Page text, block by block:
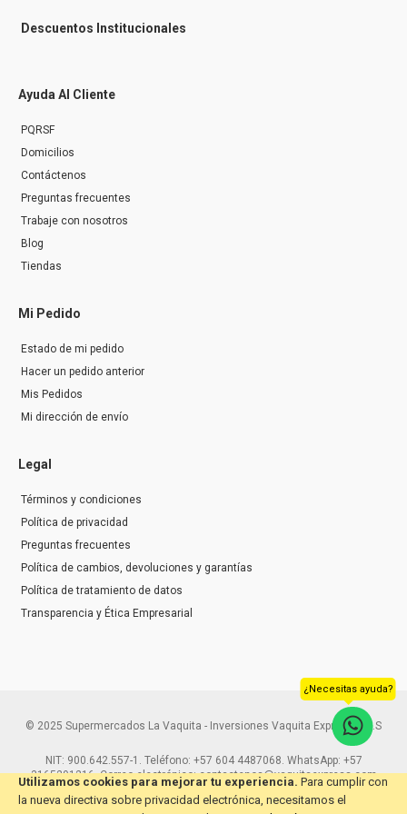
Utilizamos cookies para mejorar tu experiencia. Para cumplir con
la nueva directiva sobre privacidad electrónica, necesitamos el
Descuentos Institucionales
Ayuda Al Cliente
PQRSF
Domicilios
Contáctenos
Preguntas frecuentes
Trabaje con nosotros
Blog
Tiendas
Mi Pedido
Estado de mi pedido
Hacer un pedido anterior
Mis Pedidos
Mi dirección de envío
Legal
Términos y condiciones
Política de privacidad
Preguntas frecuentes
Política de cambios, devoluciones y garantías
Política de tratamiento de datos
Transparencia y Ética Empresarial
© 2025 Supermercados La Vaquita - Inversiones Vaquita Express S.A.S
NIT: 900.642.557-1. Teléfono: +57 604 4487068. WhatsApp: +57
3165291216. Correo electrónico: contactenos@vaquitaexpress.com
¿Necesitas ayuda?